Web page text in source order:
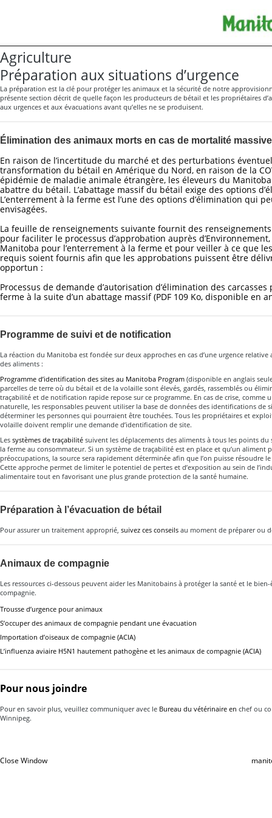
Agriculture
Préparation aux situations d’urgence
La préparation est la clé pour protéger les animaux et la sécurité de notre
présente section décrit de quelle façon les producteurs de bétail et les propriétaires
aux urgences et aux évacuations avant qu’elles ne se produisent.
Élimination des animaux morts en cas de mortalité massive
En raison de l’incertitude du marché et des perturbations
transformation du bétail en Amérique du Nord, en raison de la
épidémie de maladie animale étrangère, les éleveurs du
abattre du bétail. L’abattage massif du bétail exige des options
L’enterrement à la ferme est l’une des options d’élimination qui
envisagées.
La feuille de renseignements suivante fournit des
pour faciliter le processus d’approbation auprès
Manitoba pour l’enterrement à la ferme et pour veiller à ce que
requis soient fournis afin que les approbations puissent être
opportun :
Processus de demande d’autorisation d’élimination des
ferme à la suite d’un abattage massif(PDF 109 Ko, disponible en
Programme de suivi et de notification
La réaction du Manitoba est fondée sur deux approches en cas d’une urgence
des aliments :
Programme d’identification des sites au Manitoba Program (disponible en anglais
parcelles de terre où du bétail et de la volaille sont élevés, gardés, rassemblés ou
traçabilité et de notification rapide repose sur ce programme. En cas de crise, comme
naturelle, les responsables peuvent utiliser la base de données des identifications de
déterminer les personnes qui pourraient être touchées. Tous les propriétaires et
volaille doivent remplir une demande d’identification de site.
Les systèmes de traçabilité suivent les déplacements des aliments à tous les points
la ferme au consommateur. Si un système de traçabilité est en place et qu’un aliment
préoccupations, la source sera rapidement déterminée afin que l’on puisse résoudre
Cette approche permet de limiter le potentiel de pertes et d’exposition au sein de
alimentaire tout en favorisant une plus grande protection de la santé humaine.
Préparation à l’évacuation de bétail
Pour assurer un traitement approprié, suivez ces conseils au moment de préparer ou
Animaux de compagnie
Les ressources ci-dessous peuvent aider les Manitobains à protéger la santé et le
compagnie.
Trousse d’urgence pour animaux
S’occuper des animaux de compagnie pendant une évacuation
Importation d’oiseaux de compagnie (ACIA)
L’influenza aviaire H5N1 hautement pathogène et les animaux de compagnie (ACIA)
Pour nous joindre
Pour en savoir plus, veuillez communiquer avec le Bureau du vétérinaire en chef ou
Winnipeg.
Close Window